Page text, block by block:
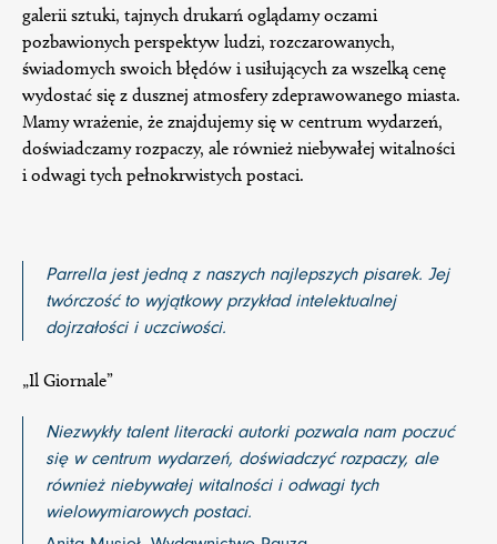
galerii sztuki, tajnych drukarń oglądamy oczami
pozbawionych perspektyw ludzi, rozczarowanych,
świadomych swoich błędów i usiłujących za wszelką cenę
wydostać się z dusznej atmosfery zdeprawowanego miasta.
Mamy wrażenie, że znajdujemy się w centrum wydarzeń,
doświadczamy rozpaczy, ale również niebywałej witalności
i odwagi tych pełnokrwistych postaci.
Parrella jest jedną z naszych najlepszych pisarek. Jej
twórczość to wyjątkowy przykład intelektualnej
dojrzałości i uczciwości.
„Il Giornale”
Niezwykły talent literacki autorki pozwala nam poczuć
się w centrum wydarzeń, doświadczyć rozpaczy, ale
również niebywałej witalności i odwagi tych
wielowymiarowych postaci.